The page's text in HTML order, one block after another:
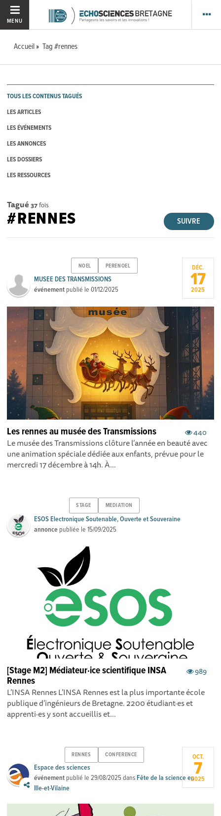
MENU
Accueil Tag #rennes
TOUS LES CONTENUS TAGUÉS
LES ARTICLES
LES ÉVÉNEMENTS
LES ANNONCES
LES DOSSIERS
LES RESSOURCES
Tagué 37fois
SUIVRE
#RENNES
NOEL PERENOEL
MUSEE DES TRANSMISSIONS
événement publié le01/12/2025
DÉC.
17
2025
440
Les rennes au musée des Transmissions
Le musée des Transmissions clôture l’année en beauté avec
une animation spéciale dédiée aux enfants, prévue pour le
mercredi 17 décembre à 14h. À...
STAGE MEDIATION
ESOS Electronique Soutenable, Ouverte et Souveraine
annonce publiée le15/09/2025
989
[Stage M2] Médiateur·ice scientifique INSA
Rennes
L’INSA Rennes L’INSA Rennes est la plus importante école
publique d’ingénieurs de Bretagne. 2200 étudiant·es et
apprenti·es y sont accueillis et...
RENNES CONFERENCE
Espace des sciences
événement publié le29/08/2025dans Fête de la science en
Ille-et-Vilaine
OCT.
7
2025